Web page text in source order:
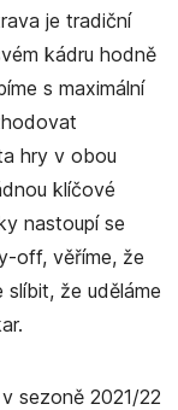
je tradiční
kádru hodně
s maximální
hry v obou
klíčové
nastoupí se
off, věříme, že
slíbit, že uděláme
sezoně 2021/22